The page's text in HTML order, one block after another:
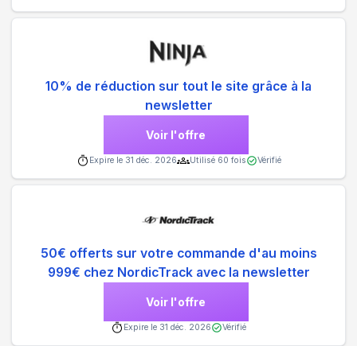
10% de réduction sur tout le site grâce à la
newsletter
Voir l'offre
Expire le 31 déc. 2026 Utilisé 60 fois Vérifié
50€ offerts sur votre commande d'au moins
999€ chez NordicTrack avec la newsletter
Voir l'offre
Expire le 31 déc. 2026 Vérifié